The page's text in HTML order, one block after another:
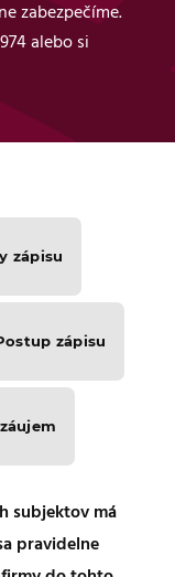
zabezpečíme.
alebo si
zápisu
zápisu
subjektov má
pravidelne